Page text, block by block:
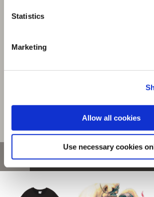
Statistics
Marketing
Allow all cookies
Use necessary cookies
6（ハンター＆アイルー）スミクロ M
Mサイズ
おすすめ商品